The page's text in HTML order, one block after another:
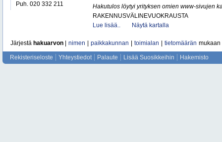
Puh. 020 332 211
Hakutulos löytyi yrityksen omien www-sivujen
RAKENNUSVÄLINEVUOKRAUSTA
Lue lisää..
Näytä kartalla
Järjestä hakuarvon nimen paikkakunnan toimialan tietomäärän mukaan
Rekisteriseloste Yhteystiedot Palaute Lisää Suosikkeihin Hakemisto